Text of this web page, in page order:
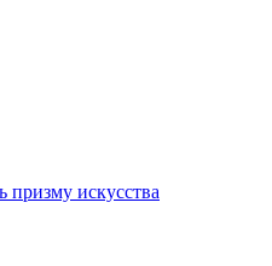
призму искусства